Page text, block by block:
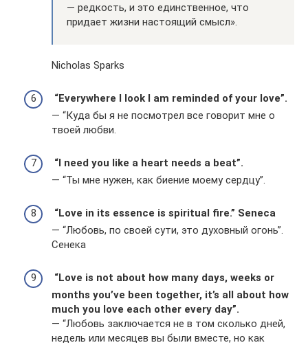
— редкость, и это единственное, что
придает жизни настоящий смысл».
Nicholas Sparks
“Everywhere I look I am reminded of your love”.
— “Куда бы я не посмотрел все говорит мне о
твоей любви.
“I need you like a heart needs a beat”.
— “Ты мне нужен, как биение моему сердцу”.
“Love in its essence is spiritual fire.” Seneca
— “Любовь, по своей сути, это духовный огонь”.
Сенека
“Love is not about how many days, weeks or
months you’ve been together, it’s all about how
much you love each other every day”.
— “Любовь заключается не в том сколько дней,
недель или месяцев вы были вместе, но как